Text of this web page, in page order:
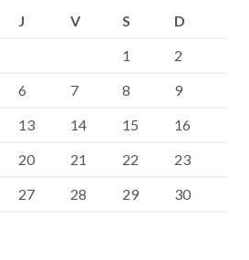
J V S
D
1
2
6 7 8
9
13 14 15
16
20 21 22
23
27 28 29
30